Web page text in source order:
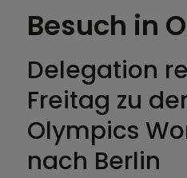
Besuch in
Delegation
Freitag zu
Olympics
nach Berlin